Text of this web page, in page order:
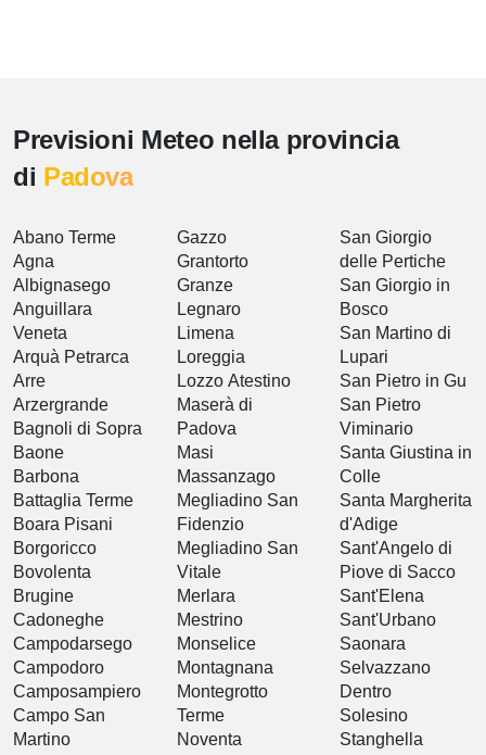
Previsioni Meteo nella provincia
di Padova
Abano Terme
Agna
Albignasego
Anguillara
Veneta
Arquà Petrarca
Arre
Arzergrande
Bagnoli di Sopra
Baone
Barbona
Battaglia Terme
Boara Pisani
Borgoricco
Bovolenta
Brugine
Cadoneghe
Campodarsego
Campodoro
Camposampiero
Campo San
Martino
Gazzo
Grantorto
Granze
Legnaro
Limena
Loreggia
Lozzo Atestino
Maserà di
Padova
Masi
Massanzago
Megliadino San
Fidenzio
Megliadino San
Vitale
Merlara
Mestrino
Monselice
Montagnana
Montegrotto
Terme
Noventa
San Giorgio
delle Pertiche
San Giorgio in
Bosco
San Martino di
Lupari
San Pietro in Gu
San Pietro
Viminario
Santa Giustina in
Colle
Santa Margherita
d'Adige
Sant'Angelo di
Piove di Sacco
Sant'Elena
Sant'Urbano
Saonara
Selvazzano
Dentro
Solesino
Stanghella